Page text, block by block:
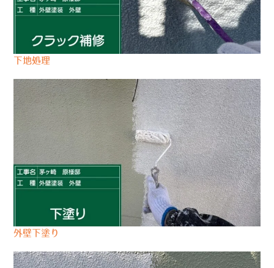
下地処理
外壁下塗り